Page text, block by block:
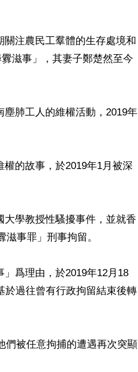
注農民工羣體的生存處境和
滋事」，其妻子鄭楚然至今
肺工人的維權活動，2019年
的故事，於2019年1月被深
學教授性騷擾事件，並就香
事罪」刑事拘留。
爲理由，於2019年12月18
於過往曾有行政拘留結束後轉
們被任意拘捕的遭遇再次突顯